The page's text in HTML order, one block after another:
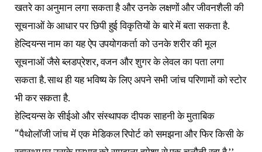
खतरे का अनुमान लगा सकता है और उनके लक्षणों और जीवनशैली की
सूचनाओं के आधार पर छिपी हुई विकृतियों के बारे में बता सकता है.
हेल्दियन्स नाम का यह ऐप उपयोगकर्ता को उनके शरीर की मूल
सूचनाओं जैसे ब्लडप्रेशर, वजन और शुगर के लेवल का पता लगा
सकता है. साथ ही यह भविष्य के लिए अपने सभी जांच परिणामों को स्टोर
भी कर सकता है.
हेल्दियन्स के सीईओ और संस्थापक दीपक साहनी के मुताबिक
“पैथोलॉजी जांच में एक मेडिकल रिपोर्ट को समझना और फिर किसी के